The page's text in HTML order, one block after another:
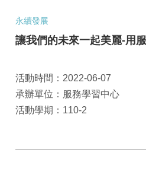
永續發展
讓我們的未來一起美麗-用
活動時間：2022-06-07
承辦單位：服務學習中心
活動學期：110-2